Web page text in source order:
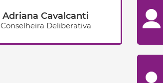
Adriana Cavalcanti
Conselheira Deliberativa